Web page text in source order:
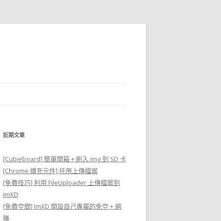
近期文章
[Cubieboard] 簡單開箱 + 刷入 img 到 SD 卡
[Chrome 擴充元件] 托甩上傳檔案
[免費技巧] 利用 FileUploader 上傳檔案到
ImXD
[免費空間] ImXD 開設自己專屬的免空 + 網
賺